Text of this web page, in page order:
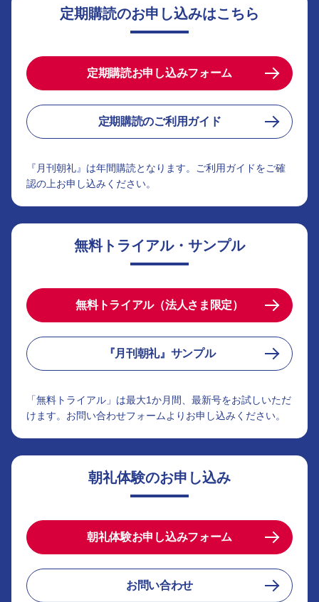
定期購読のお申し込みはこちら
定期購読お申し込みフォーム
定期購読のご利用ガイド
『月刊朝礼』は年間購読となります。ご利用ガイドをご確
認の上お申し込みください。
無料トライアル・サンプル
無料トライアル（法人さま限定）
『月刊朝礼』サンプル
「無料トライアル」は最大1か月間、最新号をお試しいただ
けます。お問い合わせフォームよりお申し込みください。
朝礼体験のお申し込み
朝礼体験お申し込みフォーム
お問い合わせ